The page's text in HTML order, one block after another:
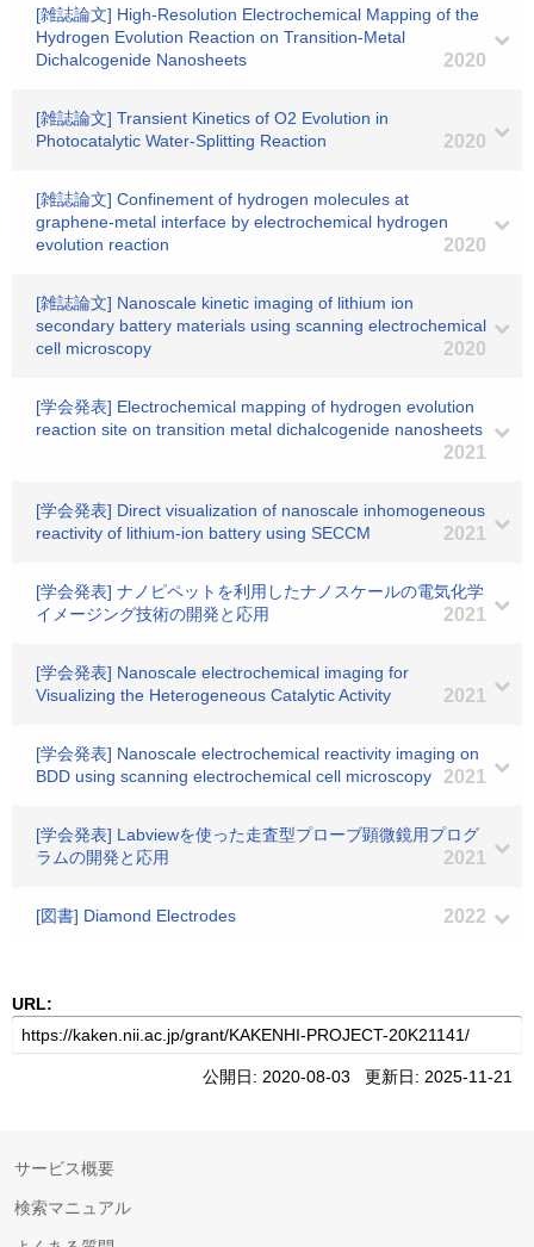
[雑誌論文] High‐Resolution Electrochemical Mapping of the
Hydrogen Evolution Reaction on Transition‐Metal
Dichalcogenide Nanosheets
2020
[雑誌論文] Transient Kinetics of O2 Evolution in
Photocatalytic Water-Splitting Reaction
2020
[雑誌論文] Confinement of hydrogen molecules at
graphene-metal interface by electrochemical hydrogen
evolution reaction
2020
[雑誌論文] Nanoscale kinetic imaging of lithium ion
secondary battery materials using scanning electrochemical
cell microscopy
2020
[学会発表] Electrochemical mapping of hydrogen evolution
reaction site on transition metal dichalcogenide nanosheets
2021
[学会発表] Direct visualization of nanoscale inhomogeneous
reactivity of lithium-ion battery using SECCM
2021
[学会発表] ナノピペットを利用したナノスケールの電気化学
イメージング技術の開発と応用
2021
[学会発表] Nanoscale electrochemical imaging for
Visualizing the Heterogeneous Catalytic Activity
2021
[学会発表] Nanoscale electrochemical reactivity imaging on
BDD using scanning electrochemical cell microscopy
2021
[学会発表] Labviewを使った走査型プローブ顕微鏡用プログ
ラムの開発と応用
2021
[図書] Diamond Electrodes 2022
URL:
公開日: 2020-08-03 更新日: 2025-11-21
サービス概要
検索マニュアル